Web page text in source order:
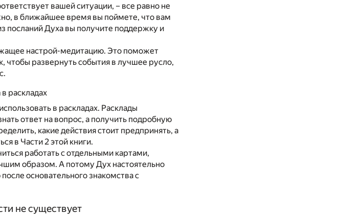
вашей ситуации, – все равно не
в ближайшее время вы поймете, что вам
посланий Духа вы получите поддержку и
настрой-медитацию. Это поможет
чтобы развернуть события в лучшее русло,
раскладах
в раскладах. Расклады
ответ на вопрос, а получить подробную
какие действия стоит предпринять, а
в Части 2 этой книги.
работать с отдельными картами,
образом. А потому Дух настоятельно
основательного знакомства с
не существует